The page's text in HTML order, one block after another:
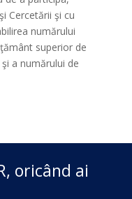
Cercetării şi cu
numărului
superior de
a numărului de
oricând ai